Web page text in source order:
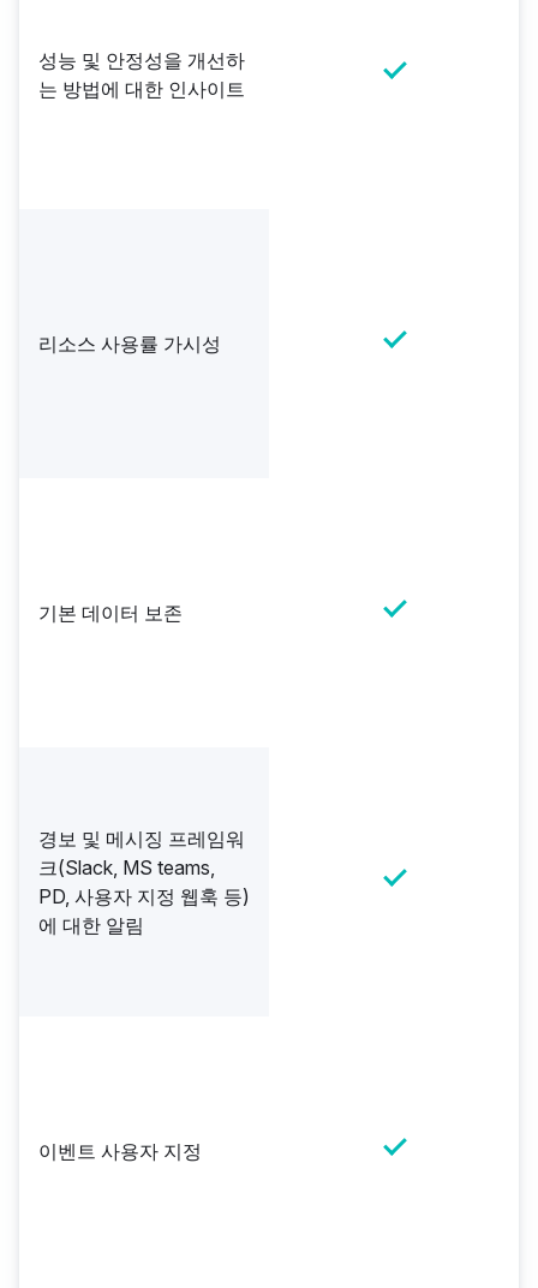
성능 및 안정성을 개선하
는 방법에 대한 인사이트
리소스 사용률 가시성
기본 데이터 보존
경보 및 메시징 프레임워
크(Slack, MS teams,
PD, 사용자 지정 웹훅 등)
에 대한 알림
이벤트 사용자 지정